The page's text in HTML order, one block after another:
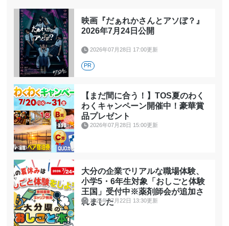
映画『だぁれかさんとアソぼ？』
2026年7月24日公開
2026年07月28日 17:00更新
PR
【まだ間に合う！】TOS夏のわく
わくキャンペーン開催中！豪華賞
品プレゼント
2026年07月28日 15:00更新
大分の企業でリアルな職場体験、
小学5・6年生対象「おしごと体験
王国」受付中※薬剤師会が追加さ
れました
2026年07月22日 13:30更新